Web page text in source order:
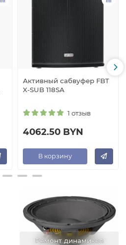
Активный сабвуфер FBT
X-SUB 118SA
1 отзыв
4062.50 BYN
В корзину
Ремонт динамиков